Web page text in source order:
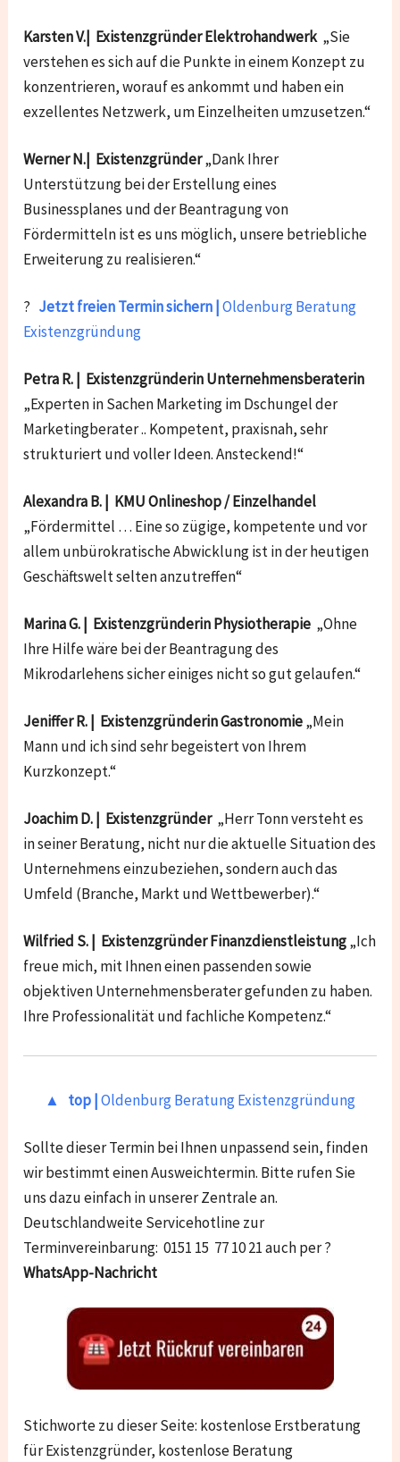
Karsten V.| Existenzgründer Elektrohandwerk „Sie
verstehen es sich auf die Punkte in einem Konzept zu
konzentrieren, worauf es ankommt und haben ein
exzellentes Netzwerk, um Einzelheiten umzusetzen.“
Werner N.| Existenzgründer„Dank Ihrer
Unterstützung bei der Erstellung eines
Businessplanes und der Beantragung von
Fördermitteln ist es uns möglich, unsere betriebliche
Erweiterung zu realisieren.“
? Jetzt freien Termin sichern |Oldenburg Beratung
Existenzgründung
Petra R. | Existenzgründerin Unternehmensberaterin
„Experten in Sachen Marketing im Dschungel der
Marketingberater .. Kompetent, praxisnah, sehr
strukturiert und voller Ideen. Ansteckend!“
Alexandra B. | KMU Onlineshop / Einzelhandel
„Fördermittel … Eine so zügige, kompetente und vor
allem unbürokratische Abwicklung ist in der heutigen
Geschäftswelt selten anzutreffen“
Marina G. | Existenzgründerin Physiotherapie „Ohne
Ihre Hilfe wäre bei der Beantragung des
Mikrodarlehens sicher einiges nicht so gut gelaufen.“
Jeniffer R. | Existenzgründerin Gastronomie„Mein
Mann und ich sind sehr begeistert von Ihrem
Kurzkonzept.“
Joachim D. | Existenzgründer „Herr Tonn versteht es
in seiner Beratung, nicht nur die aktuelle Situation des
Unternehmens einzubeziehen, sondern auch das
Umfeld (Branche, Markt und Wettbewerber).“
Wilfried S. | Existenzgründer Finanzdienstleistung„Ich
freue mich, mit Ihnen einen passenden sowie
objektiven Unternehmensberater gefunden zu haben.
Ihre Professionalität und fachliche Kompetenz.“
▲ top |Oldenburg Beratung Existenzgründung
Sollte dieser Termin bei Ihnen unpassend sein, finden
wir bestimmt einen Ausweichtermin. Bitte rufen Sie
uns dazu einfach in unserer Zentrale an.
Deutschlandweite Servicehotline zur
Terminvereinbarung: 0151 15 77 10 21 auch per ?
WhatsApp-Nachricht
Stichworte zu dieser Seite: kostenlose Erstberatung
für Existenzgründer, kostenlose Beratung